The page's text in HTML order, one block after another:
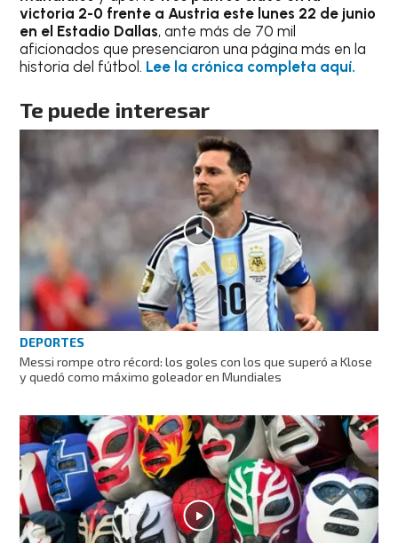
victoria 2-0 frente a Austria este lunes 22 de junio
en el Estadio Dallas, ante más de 70 mil
aficionados que presenciaron una página más en la
historia del fútbol. Lee la crónica completa aquí.
Te puede interesar
DEPORTES
Messi rompe otro récord: los goles con los que superó a Klose
y quedó como máximo goleador en Mundiales